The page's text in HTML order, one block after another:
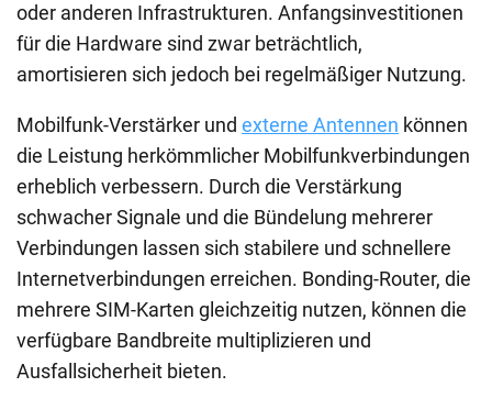
oder anderen Infrastrukturen. Anfangsinvestitionen
für die Hardware sind zwar beträchtlich,
amortisieren sich jedoch bei regelmäßiger Nutzung.
Mobilfunk-Verstärker und externe Antennen können
die Leistung herkömmlicher Mobilfunkverbindungen
erheblich verbessern. Durch die Verstärkung
schwacher Signale und die Bündelung mehrerer
Verbindungen lassen sich stabilere und schnellere
Internetverbindungen erreichen. Bonding-Router, die
mehrere SIM-Karten gleichzeitig nutzen, können die
verfügbare Bandbreite multiplizieren und
Ausfallsicherheit bieten.